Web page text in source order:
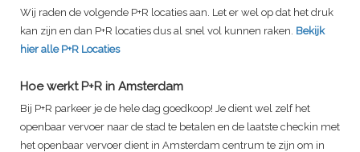
Wij raden de volgende P+R locaties aan. Let er wel op dat het druk
kan zijn en dan P+R locaties dus al snel vol kunnen raken. Bekijk
hier alle P+R Locaties
Hoe werkt P+R in Amsterdam
Bij P+R parkeer je de hele dag goedkoop! Je dient wel zelf het
openbaar vervoer naar de stad te betalen en de laatste checkin met
het openbaar vervoer dient in Amsterdam centrum te zijn om in